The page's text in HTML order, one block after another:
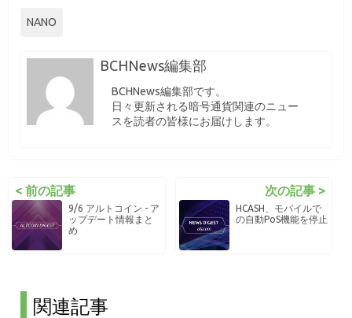
NANO
BCHNews編集部
BCHNews編集部です。
日々更新される暗号通貨関連のニュー
スを読者の皆様にお届けします。
< 前の記事
9/6 アルトコイン - ア
ップデート情報まと
め
次の記事 >
HCASH、モバイルで
の自動PoS機能を停止
関連記事